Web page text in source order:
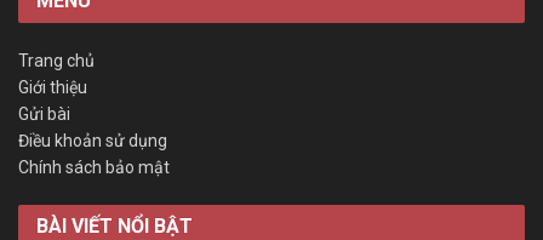
Trang chủ
Giới thiệu
Gửi bài
Điều khoản sử dụng
Chính sách bảo mật
BÀI VIẾT NỔI BẬT